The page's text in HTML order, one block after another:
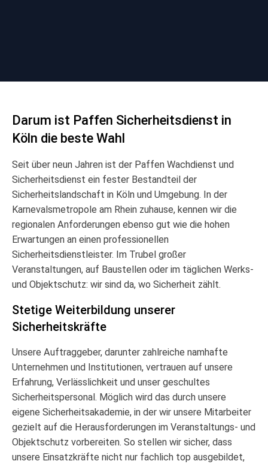
Darum ist Paffen Sicherheitsdienst in
Köln die beste Wahl
Seit über neun Jahren ist der Paffen Wachdienst und
Sicherheitsdienst ein fester Bestandteil der
Sicherheitslandschaft in Köln und Umgebung. In der
Karnevalsmetropole am Rhein zuhause, kennen wir die
regionalen Anforderungen ebenso gut wie die hohen
Erwartungen an einen professionellen
Sicherheitsdienstleister. Im Trubel großer
Veranstaltungen, auf Baustellen oder im täglichen Werks-
und Objektschutz: wir sind da, wo Sicherheit zählt.
Stetige Weiterbildung unserer
Sicherheitskräfte
Unsere Auftraggeber, darunter zahlreiche namhafte
Unternehmen und Institutionen, vertrauen auf unsere
Erfahrung, Verlässlichkeit und unser geschultes
Sicherheitspersonal. Möglich wird das durch unsere
eigene Sicherheitsakademie, in der wir unsere Mitarbeiter
gezielt auf die Herausforderungen im Veranstaltungs- und
Objektschutz vorbereiten. So stellen wir sicher, dass
unsere Einsatzkräfte nicht nur fachlich top ausgebildet,